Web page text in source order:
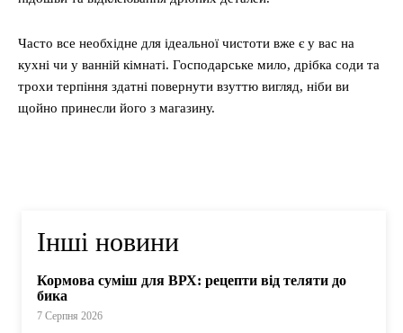
Часто все необхідне для ідеальної чистоти вже є у вас на
кухні чи у ванній кімнаті. Господарське мило, дрібка соди та
трохи терпіння здатні повернути взуттю вигляд, ніби ви
щойно принесли його з магазину.
Інші новини
Кормова суміш для ВРХ: рецепти від теляти до
бика
7 Серпня 2026